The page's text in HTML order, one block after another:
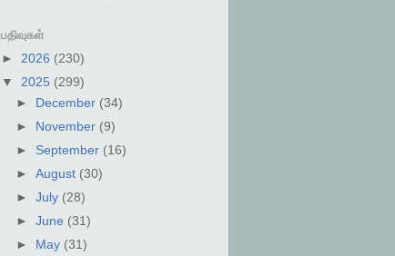
பதிவுகள்
► 2026 (230)
▼ 2025 (299)
► December (34)
► November (9)
► September (16)
► August (30)
► July (28)
► June (31)
►
May (31)